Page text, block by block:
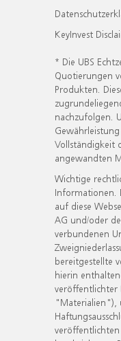
KeyInvest
* Die UBS
Quotierungen
Produkten.
nachzufolgen.
Vollständigkeit
angewandten
Wichtige
Informationen.
auf diese
AG und/oder
verbundenen
bereitgestellte
hierin
veröffentlichter
"Materialien"),